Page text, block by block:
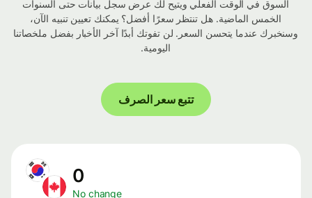
السوق في الوقت الفعلي ويتيح لك عرض سجل بيانات حتى السنوات
الخمس الماضية. هل تنتظر سعرًا أفضل؟ يمكنك تعيين تنبيه الآن،
وسنخبرك عندما يتحسن السعر. لن تفوتك أبدًا آخر الأخبار بفضل ملخصاتنا
اليومية.
تتبع سعر الصرف
No change